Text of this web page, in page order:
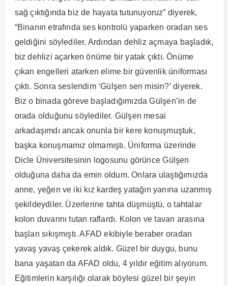
sağ çıktığında biz de hayata tutunuyoruz” diyerek,
“Binanın etrafında ses kontrolü yaparken oradan ses
geldiğini söylediler. Ardından dehliz açmaya başladık,
biz dehlizi açarken önüme bir yatak çıktı. Önüme
çıkan engelleri atarken elime bir güvenlik üniforması
çıktı. Sonra seslendim ‘Gülşen sen misin?’ diyerek.
Biz o binada göreve başladığımızda Gülşen’in de
orada olduğunu söylediler. Gülşen mesai
arkadaşımdı ancak onunla bir kere konuşmuştuk,
başka konuşmamız olmamıştı. Üniforma üzerinde
Dicle Üniversitesinin logosunu görünce Gülşen
olduğuna daha da emin oldum. Onlara ulaştığımızda
anne, yeğen ve iki kız kardeş yatağın yanına uzanmış
şekildeydiler. Üzerlerine tahta düşmüştü, o tahtalar
kolon duvarını tutan raflardı. Kolon ve tavan arasına
başları sıkışmıştı. AFAD ekibiyle beraber oradan
yavaş yavaş çekerek aldık. Güzel bir duygu, bunu
bana yaşatan da AFAD oldu, 4 yıldır eğitim alıyorum.
Eğitimlerin karşılığı olarak böylesi güzel bir şeyin